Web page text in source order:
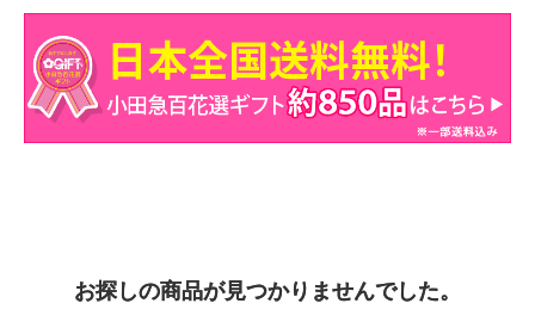
お探しの商品が見つかりませんでした。